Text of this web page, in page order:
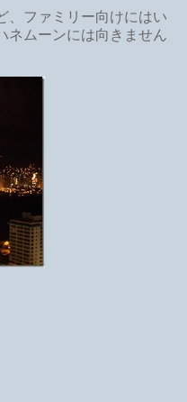
、ファミリー向けにはい
ネムーンには向きません